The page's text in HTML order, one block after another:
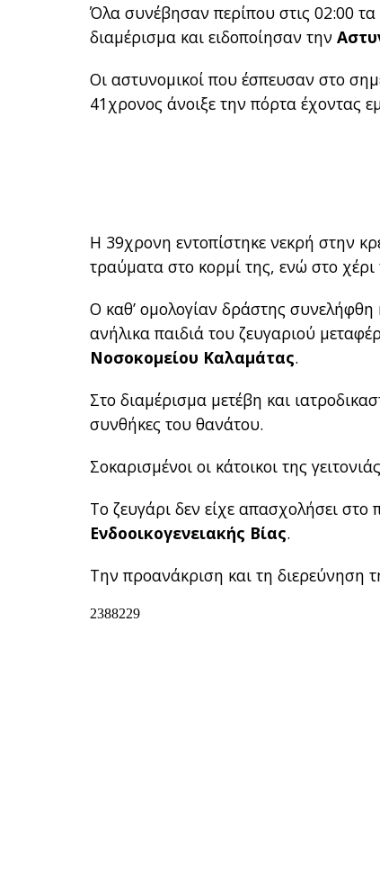
Όλα συνέβησαν περίπου στις 02:00
διαμέρισμα και ειδοποίησαν την
Οι αστυνομικοί που έσπευσαν στο
41χρονος άνοιξε την πόρτα έχοντας
Η 39χρονη εντοπίστηκε νεκρή στην
τραύματα στο κορμί της, ενώ στο
Ο καθ’ ομολογίαν δράστης
ανήλικα παιδιά του ζευγαριού
Νοσοκομείου Καλαμάτας.
Στο διαμέρισμα μετέβη και
συνθήκες του θανάτου.
Σοκαρισμένοι οι κάτοικοι της
Το ζευγάρι δεν είχε απασχολήσει στο
Ενδοοικογενειακής Βίας.
Την προανάκριση και τη διερεύνηση